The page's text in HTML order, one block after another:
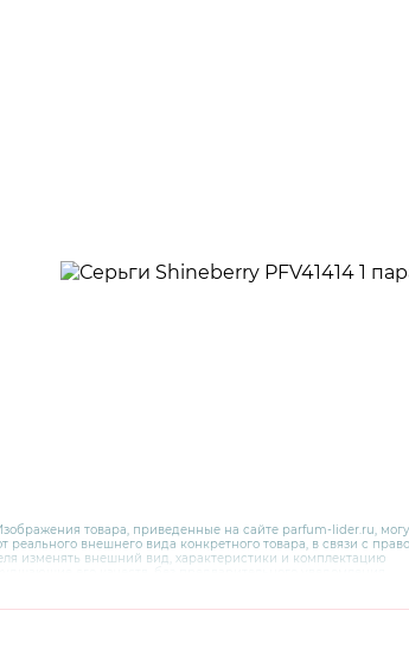
товара, приведенные на сайте parfum-lider.ru,
реального внешнего вида конкретного товара, в связи с
изменять внешний вид, характеристики и комплектацию
по номеру 8 800 200 78 80.